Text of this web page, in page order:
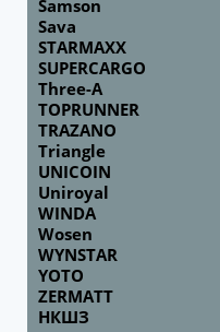
Samson
Sava
STARMAXX
SUPERCARGO
Three-A
TOPRUNNER
TRAZANO
Triangle
UNICOIN
Uniroyal
WINDA
Wosen
WYNSTAR
YOTO
ZERMATT
НКШЗ